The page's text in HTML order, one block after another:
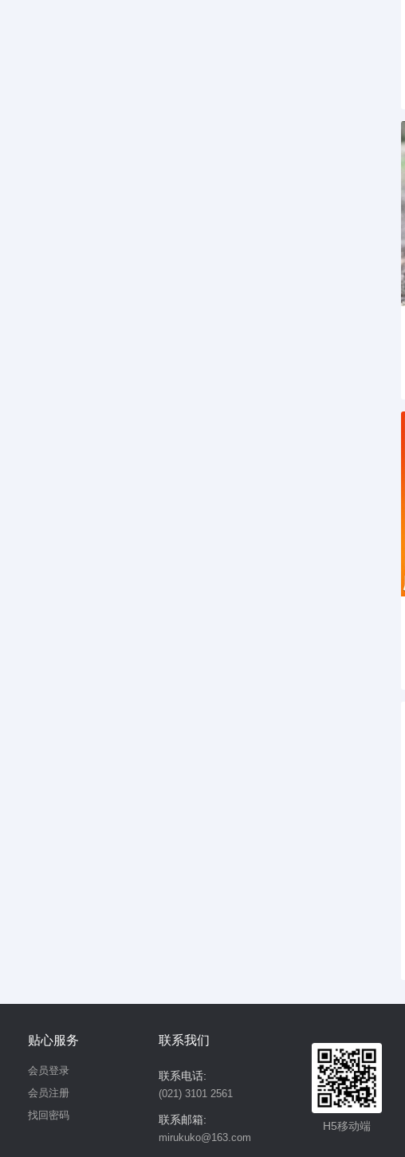
贴心服务
会员登录
会员注册
找回密码
联系我们
联系电话:
(021) 3101 2561
联系邮箱:
mirukuko@163.com
H5移动端